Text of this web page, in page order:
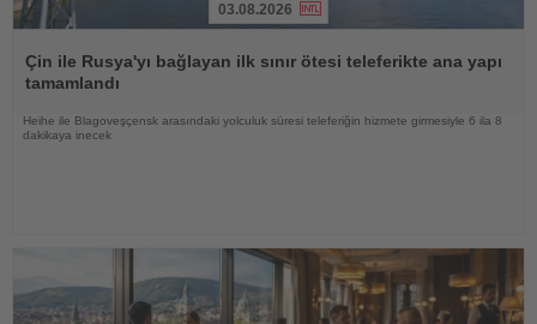
Oku
03.08.2026
Çin ile Rusya'yı bağlayan ilk sınır ötesi teleferikte ana yapı
tamamlandı
Heihe ile Blagoveşçensk arasındaki yolculuk süresi teleferiğin hizmete girmesiyle 6 ila 8
dakikaya inecek